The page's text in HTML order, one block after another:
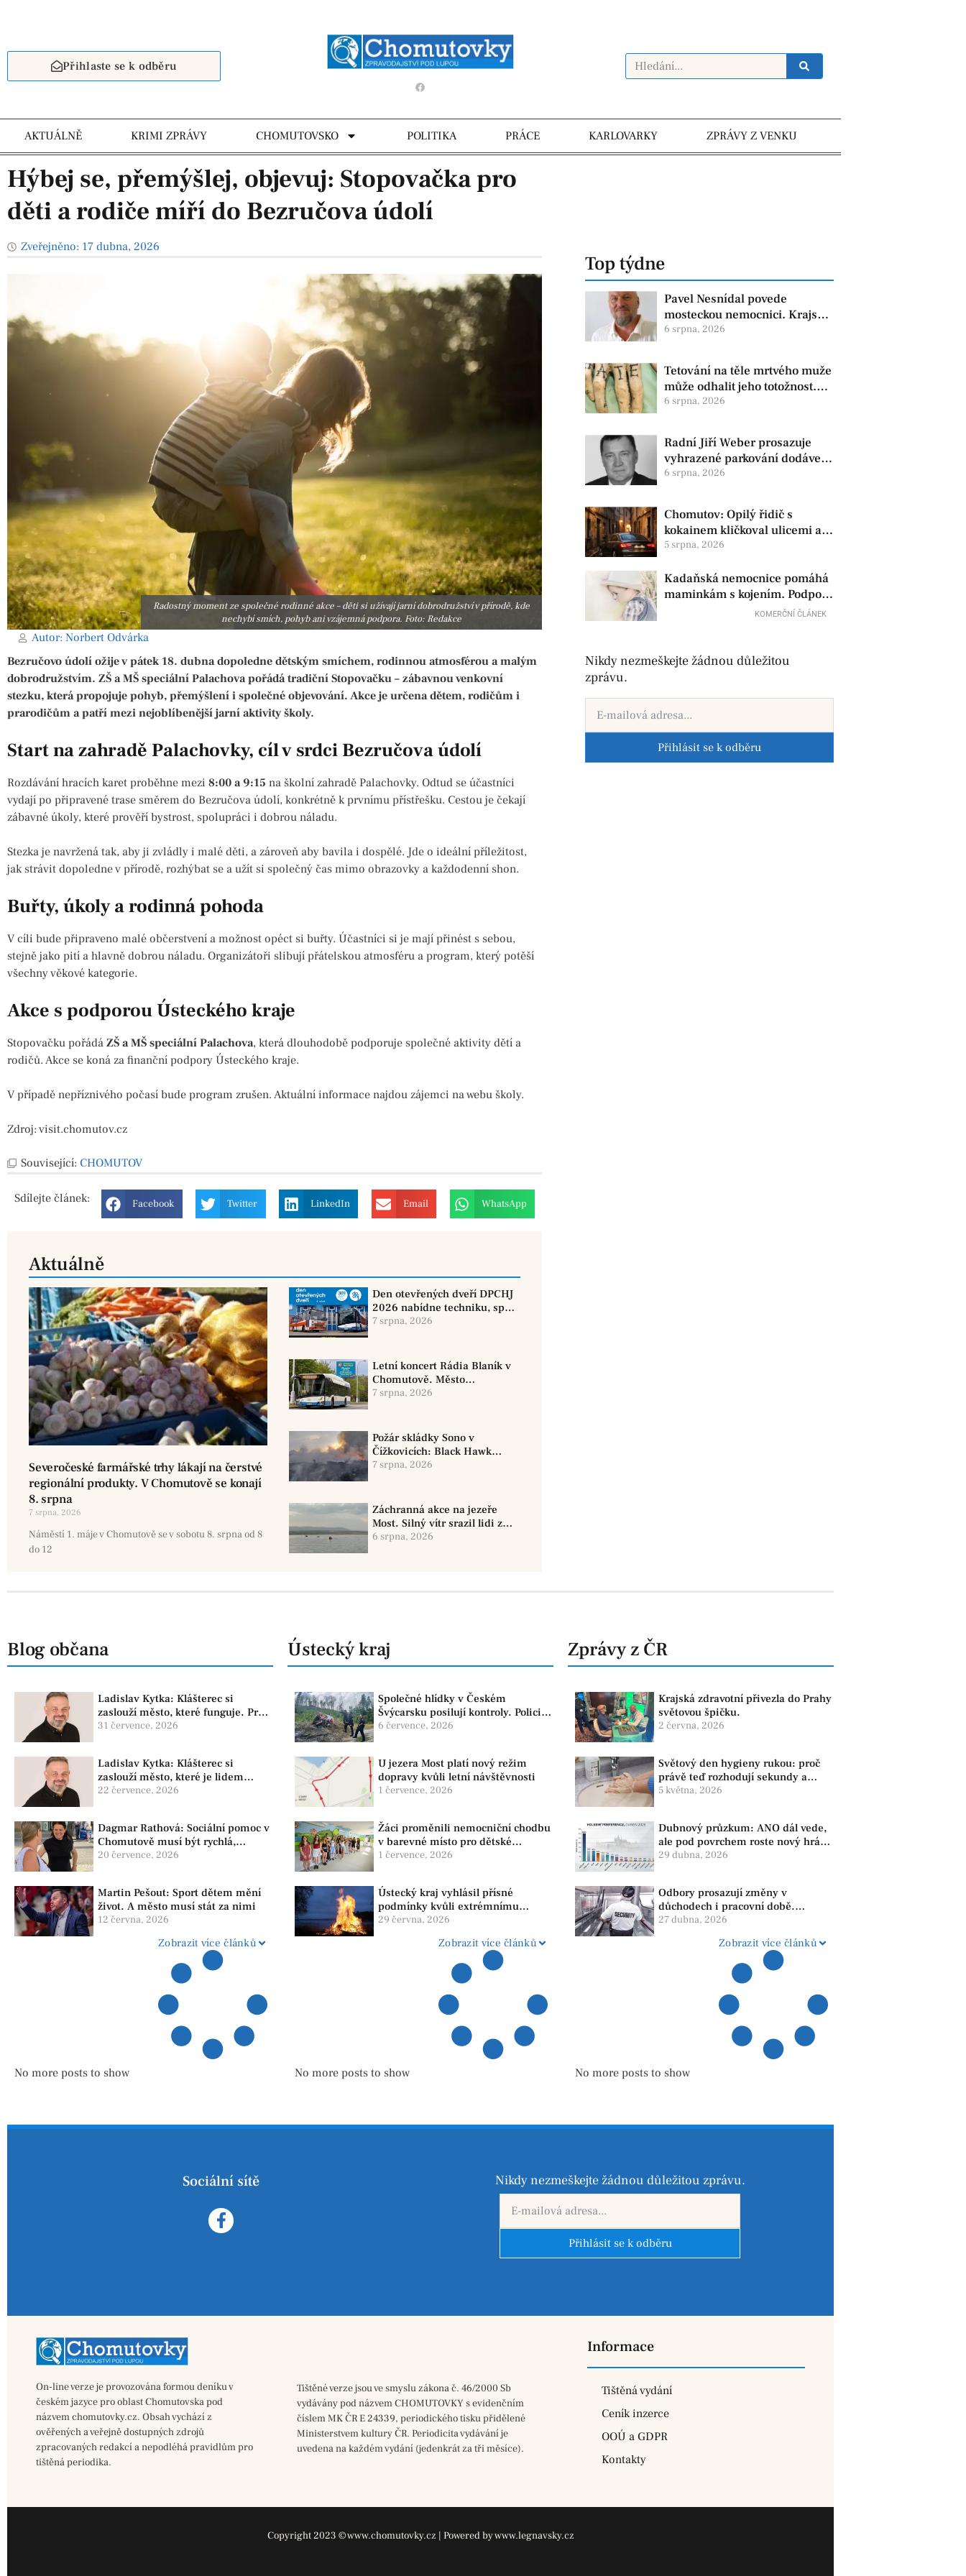
Přihlaste se k odběru
AKTUÁLNĚ KRIMI ZPRÁVY CHOMUTOVSKO POLITIKA PRÁCE KARLOVARKY ZPRÁVY Z VENKU
Hýbej se, přemýšlej, objevuj: Stopovačka pro
děti a rodiče míří do Bezručova údolí
Zveřejněno: 17 dubna, 2026
Radostný moment ze společné rodinné akce – děti si užívají jarní dobrodružství v přírodě, kde
nechybí smích, pohyb ani vzájemná podpora. Foto: Redakce
Autor: Norbert Odvárka
Bezručovo údolí ožije v pátek 18. dubna dopoledne dětským smíchem, rodinnou atmosférou a malým
dobrodružstvím. ZŠ a MŠ speciální Palachova pořádá tradiční Stopovačku – zábavnou venkovní
stezku, která propojuje pohyb, přemýšlení i společné objevování. Akce je určena dětem, rodičům i
prarodičům a patří mezi nejoblíbenější jarní aktivity školy.
Start na zahradě Palachovky, cíl v srdci Bezručova údolí
Rozdávání hracích karet proběhne mezi 8:00 a 9:15 na školní zahradě Palachovky. Odtud se účastníci
vydají po připravené trase směrem do Bezručova údolí, konkrétně k prvnímu přístřešku. Cestou je čekají
zábavné úkoly, které prověří bystrost, spolupráci i dobrou náladu.
Stezka je navržená tak, aby ji zvládly i malé děti, a zároveň aby bavila i dospělé. Jde o ideální příležitost,
jak strávit dopoledne v přírodě, rozhýbat se a užít si společný čas mimo obrazovky a každodenní shon.
Buřty, úkoly a rodinná pohoda
V cíli bude připraveno malé občerstvení a možnost opéct si buřty. Účastníci si je mají přinést s sebou,
stejně jako pití a hlavně dobrou náladu. Organizátoři slibují přátelskou atmosféru a program, který potěší
všechny věkové kategorie.
Akce s podporou Ústeckého kraje
Stopovačku pořádá ZŠ a MŠ speciální Palachova, která dlouhodobě podporuje společné aktivity dětí a
rodičů. Akce se koná za finanční podpory Ústeckého kraje.
V případě nepříznivého počasí bude program zrušen. Aktuální informace najdou zájemci na webu školy.
Zdroj: visit.chomutov.cz
Související: CHOMUTOV
Sdílejte článek: Facebook Twitter LinkedIn Email WhatsApp
Aktuálně
Severočeské farmářské trhy lákají na čerstvé
regionální produkty. V Chomutově se konají
8. srpna
7 srpna, 2026
Náměstí 1. máje v Chomutově se v sobotu 8. srpna od 8
do 12
Den otevřených dveří DPCHJ
2026 nabídne techniku, sport
i jízdy historickými vozy
7 srpna, 2026
Letní koncert Rádia Blaník v
Chomutově. Město
doporučuje využít MHD
7 srpna, 2026
Požár skládky Sono v
Čížkovicích: Black Hawk
provedl 12 shozů vody
7 srpna, 2026
Záchranná akce na jezeře
Most. Silný vítr srazil lidi z
paddleboardů, dvě osoby se
6 srpna, 2026
Top týdne
Pavel Nesnídal povede
mosteckou nemocnici. Krajská
zdravotní oznámila změnu ve
6 srpna, 2026
Tetování na těle mrtvého muže
může odhalit jeho totožnost.
Policie žádá o pomoc
6 srpna, 2026
Radní Jiří Weber prosazuje
vyhrazené parkování dodávek
v Chomutově
6 srpna, 2026
Chomutov: Opilý řidič s
kokainem kličkoval ulicemi a
zkoušel uplatit policisty
5 srpna, 2026
Kadaňská nemocnice pomáhá
maminkám s kojením. Podpora
začíná už před porodem
KOMERČNÍ ČLÁNEK
Nikdy nezmeškejte žádnou důležitou
zprávu.
Přihlásit se k odběru
Blog občana
Ladislav Kytka: Klášterec si
zaslouží město, které funguje. Proto
předkládáme program, který řeší
31 července, 2026
Ladislav Kytka: Klášterec si
zaslouží město, které je lidem
nablízku
22 července, 2026
Dagmar Rathová: Sociální pomoc v
Chomutově musí být rychlá,
srozumitelná a férová. Ne udržovat
20 července, 2026
Martin Pešout: Sport dětem mění
život. A město musí stát za nimi
12 června, 2026
Zobrazit více článků
No more posts to show
Ústecký kraj
Společné hlídky v Českém
Švýcarsku posilují kontroly. Policie
dohlíží na bezpečnost i ochranu
6 července, 2026
U jezera Most platí nový režim
dopravy kvůli letní návštěvnosti
1 července, 2026
Žáci proměnili nemocniční chodbu
v barevné místo pro dětské
pacienty
1 července, 2026
Ústecký kraj vyhlásil přísné
podmínky kvůli extrémnímu
suchu. Platí zákaz ohňů i
29 června, 2026
Zobrazit více článků
No more posts to show
Zprávy z ČR
Krajská zdravotní přivezla do Prahy
světovou špičku.
2 června, 2026
Světový den hygieny rukou: proč
právě teď rozhodují sekundy a
správné mytí rukou
5 května, 2026
Dubnový průzkum: ANO dál vede,
ale pod povrchem roste nový hráč.
Strana PRO se drží nejvýš mezi
29 dubna, 2026
Odbory prosazují změny v
důchodech i pracovní době.
Dopady pocítí i lidé v našem
27 dubna, 2026
Zobrazit více článků
No more posts to show
Sociální sítě Nikdy nezmeškejte žádnou důležitou zprávu.
Přihlásit se k odběru
On-line verze je provozována formou deníku v
českém jazyce pro oblast Chomutovska pod
názvem chomutovky.cz. Obsah vychází z
ověřených a veřejně dostupných zdrojů
zpracovaných redakcí a nepodléhá pravidlům pro
tištěná periodika.
Tištěné verze jsou ve smyslu zákona č. 46/2000 Sb
vydávány pod názvem CHOMUTOVKY s evidenčním
číslem MK ČR E 24339, periodického tisku přidělené
Ministerstvem kultury ČR. Periodicita vydávání je
uvedena na každém vydání (jedenkrát za tři měsíce).
Informace
Tištěná vydání
Ceník inzerce
OOÚ a GDPR
Kontakty
Copyright 2023 © www.chomutovky.cz | Powered by www.legnavsky.cz